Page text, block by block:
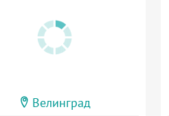
Велинград